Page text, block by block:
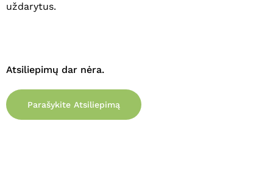
uždarytus.
Atsiliepimų dar nėra.
Parašykite Atsiliepimą